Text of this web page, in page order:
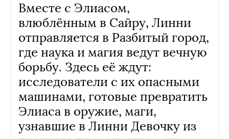
Вместе с Элиасом,
влюблённым в Сайру, Линни
отправляется в Разбитый город,
где наука и магия ведут вечную
борьбу. Здесь её ждут:
исследователи с их опасными
машинами, готовые превратить
Элиаса в оружие, маги,
узнавшие в Линни Девочку из